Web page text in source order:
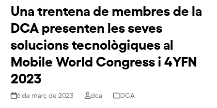
Una trentena de membres de la
DCA presenten les seves
solucions tecnològiques al
Mobile World Congress i 4YFN
2023
6 de març de 2023 dca DCA